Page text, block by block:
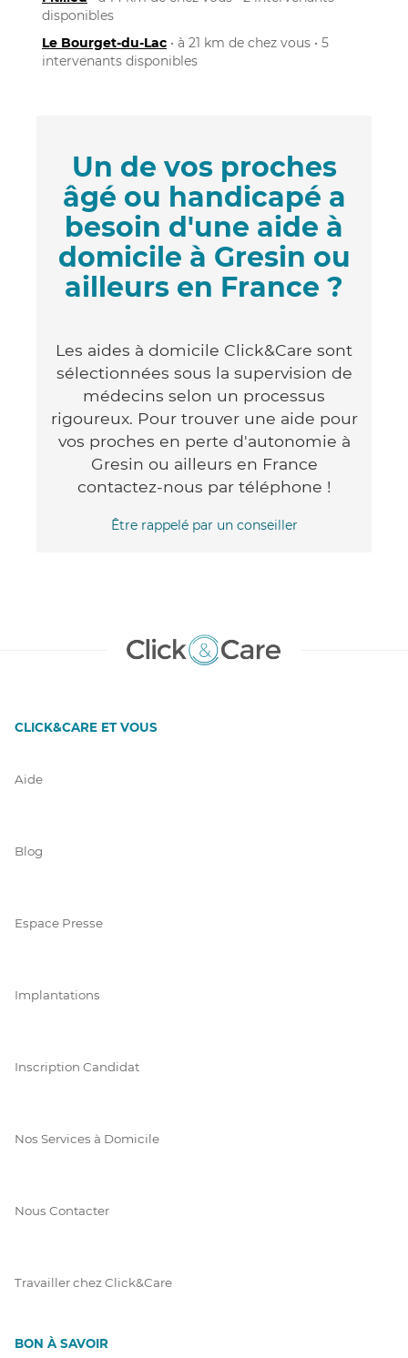
disponibles
Le Bourget-du-Lac • à 21 km de chez vous • 5
intervenants disponibles
Un de vos proches
âgé ou handicapé a
besoin d'une aide à
domicile à Gresin ou
ailleurs en France ?
Les aides à domicile Click&Care sont
sélectionnées sous la supervision de
médecins selon un processus
rigoureux. Pour trouver une aide pour
vos proches en perte d'autonomie à
Gresin ou ailleurs en France
contactez-nous par téléphone !
Être rappelé par un conseiller
CLICK&CARE ET VOUS
Aide
Blog
Espace Presse
Implantations
Inscription Candidat
Nos Services à Domicile
Nous Contacter
Travailler chez Click&Care
BON À SAVOIR